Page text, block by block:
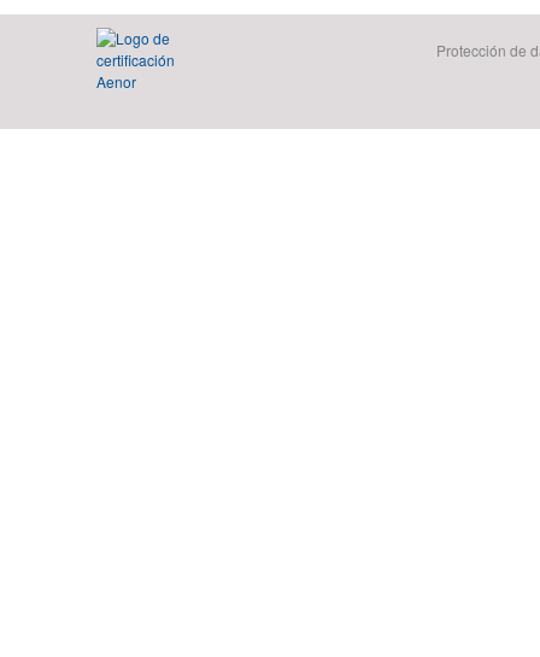
Protección de